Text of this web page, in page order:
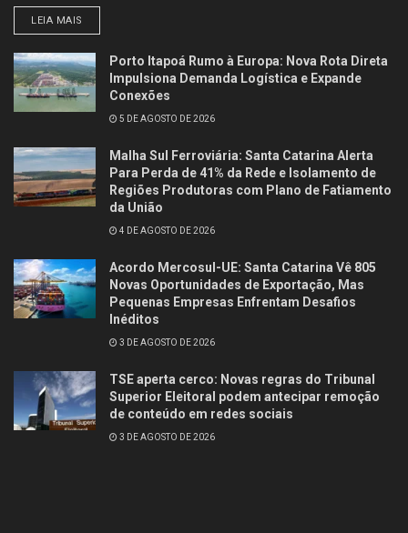
LEIA MAIS
Porto Itapoá Rumo à Europa: Nova Rota Direta
Impulsiona Demanda Logística e Expande
Conexões
5 DE AGOSTO DE 2026
Malha Sul Ferroviária: Santa Catarina Alerta
Para Perda de 41% da Rede e Isolamento de
Regiões Produtoras com Plano de Fatiamento
da União
4 DE AGOSTO DE 2026
Acordo Mercosul-UE: Santa Catarina Vê 805
Novas Oportunidades de Exportação, Mas
Pequenas Empresas Enfrentam Desafios
Inéditos
3 DE AGOSTO DE 2026
TSE aperta cerco: Novas regras do Tribunal
Superior Eleitoral podem antecipar remoção
de conteúdo em redes sociais
3 DE AGOSTO DE 2026